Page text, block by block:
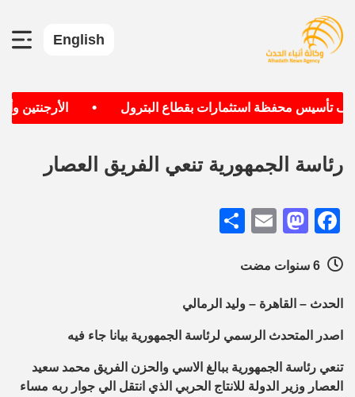
English
تأسيس محفظة استثمارات بقطاع البترول الأرجنتين
رئاسة الجمهورية تنعي الفريق العصار
Facebook
Mastodon
Email
الحدث – القاهرة – وليد الرمالي
اصدر المتحدث الرسمي لرئاسة الجمهورية بيانا جاء فيه
تنعي رئاسة الجمهورية ببالغ الاسي والحزن الفريق محمد سعيد
العصار وزير الدولة للانتاج الحربي الذي انتقل الي جوار ربه مساء